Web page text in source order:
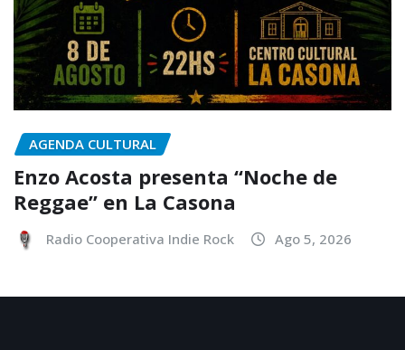
AGENDA CULTURAL
Enzo Acosta presenta “Noche de
Reggae” en La Casona
Radio Cooperativa Indie Rock Ago 5, 2026